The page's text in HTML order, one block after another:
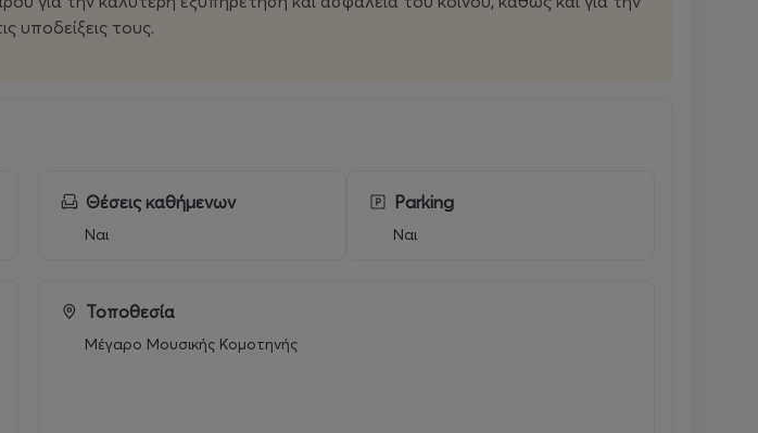
υποδείξεις τους.
Θέσεις καθήμενων
Ναι
Parking
Ναι
Τοποθεσία
Μέγαρο Μουσικής Κομοτηνής